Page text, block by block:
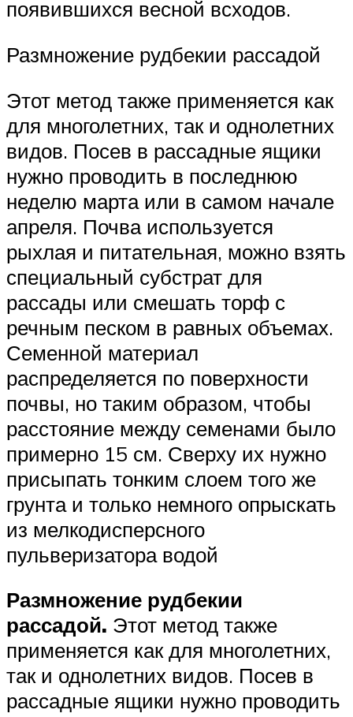
появившихся весной всходов.
Размножение рудбекии рассадой
Этот метод также применяется как
для многолетних, так и однолетних
видов. Посев в рассадные ящики
нужно проводить в последнюю
неделю марта или в самом начале
апреля. Почва используется
рыхлая и питательная, можно взять
специальный субстрат для
рассады или смешать торф с
речным песком в равных объемах.
Семенной материал
распределяется по поверхности
почвы, но таким образом, чтобы
расстояние между семенами было
примерно 15 см. Сверху их нужно
присыпать тонким слоем того же
грунта и только немного опрыскать
из мелкодисперсного
пульверизатора водой
Размножение рудбекии
рассадой. Этот метод также
применяется как для многолетних,
так и однолетних видов. Посев в
рассадные ящики нужно проводить